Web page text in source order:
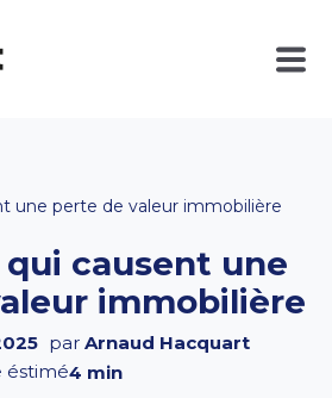
une perte de valeur immobilière
causent une
immobilière
par Arnaud Hacquart
éstimé4 min